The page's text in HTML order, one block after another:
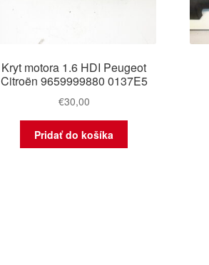
Kryt motora 1.6 HDI Peugeot
Citroën 9659999880 0137E5
€30,00
Pridať do košíka